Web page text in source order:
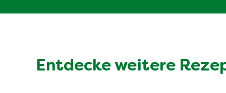
Entdecke weitere